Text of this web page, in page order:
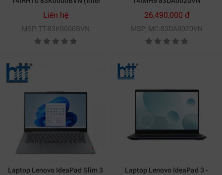
Core i5-13420H | 16GB |
512GB | Intel UHD | 14 inch
WUXGA OLED | Win 11 | Xám)
Liên hệ
MSP: TT-83K0000BVN
26,490,000 đ
MSP: MC-83DA0020VN
Laptop Lenovo IdeaPad Slim 3
Laptop Lenovo IdeaPad 3 -